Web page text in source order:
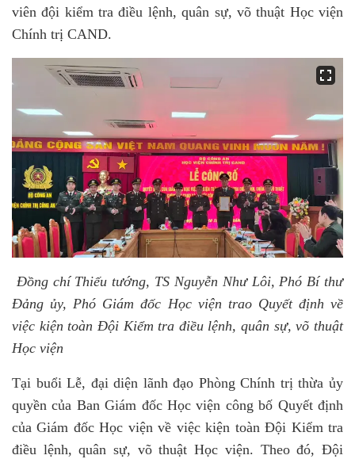
viên đội kiểm tra điều lệnh, quân sự, võ thuật Học viện
Chính trị CAND.
Đồng chí Thiếu tướng, TS Nguyễn Như Lôi, Phó Bí thư
Đảng ủy, Phó Giám đốc Học viện trao Quyết định về
việc kiện toàn Đội Kiểm tra điều lệnh, quân sự, võ thuật
Học viện
Tại buổi Lễ, đại diện lãnh đạo Phòng Chính trị thừa ủy
quyền của Ban Giám đốc Học viện công bố Quyết định
của Giám đốc Học viện về việc kiện toàn Đội Kiểm tra
điều lệnh, quân sự, võ thuật Học viện. Theo đó, Đội